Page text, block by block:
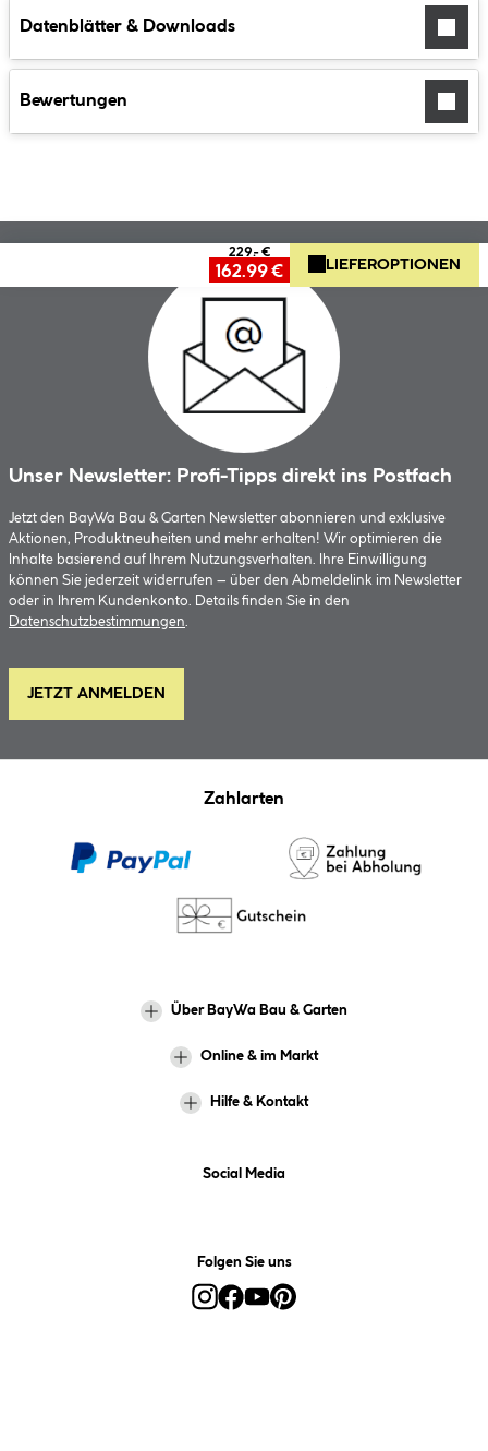
Datenblätter & Downloads
Bewertungen
229.- €
162.99 € LIEFEROPTIONEN
Unser Newsletter: Profi-Tipps direkt ins Postfach
Jetzt den BayWa Bau & Garten Newsletter abonnieren und exklusive
Aktionen, Produktneuheiten und mehr erhalten! Wir optimieren die
Inhalte basierend auf Ihrem Nutzungsverhalten. Ihre Einwilligung
können Sie jederzeit widerrufen – über den Abmeldelink im Newsletter
oder in Ihrem Kundenkonto. Details finden Sie in den
Datenschutzbestimmungen.
JETZT ANMELDEN
Zahlarten
Über BayWa Bau & Garten
Online & im Markt
Hilfe & Kontakt
Social Media
Folgen Sie uns